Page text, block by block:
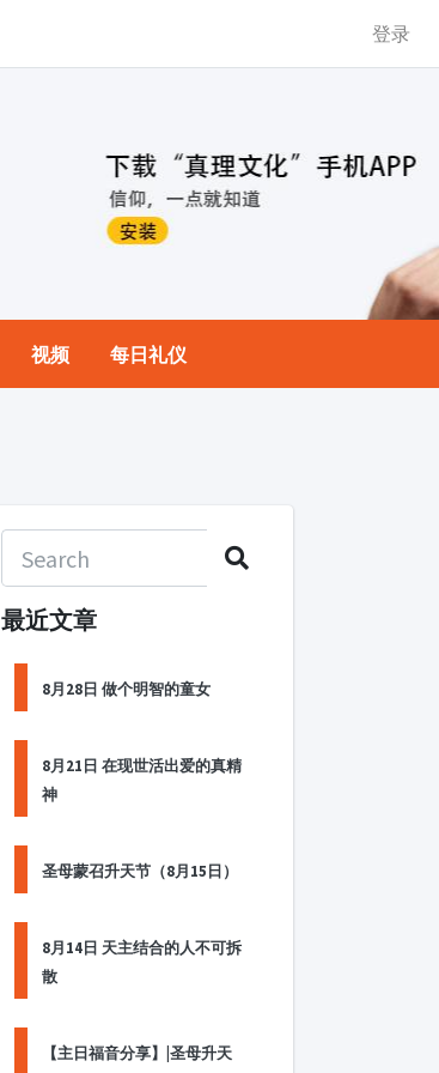
登录
视频 每日礼仪
最近文章
8月28日 做个明智的童女
8月21日 在现世活出爱的真精
神
圣母蒙召升天节（8月15日）
8月14日 天主结合的人不可拆
散
【主日福音分享】|圣母升天